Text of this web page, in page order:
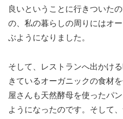
良いということに行きついた
の、私の暮らしの周りにはオ
ぶようになりました。
そして、レストランへ出かけ
きているオーガニックの食材
屋さんも天然酵母を使ったパ
ようになったのです。そして